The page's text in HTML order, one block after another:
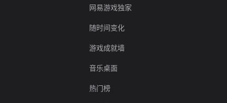
网易游戏独家
随时间变化
游戏成就墙
音乐桌面
热门榜